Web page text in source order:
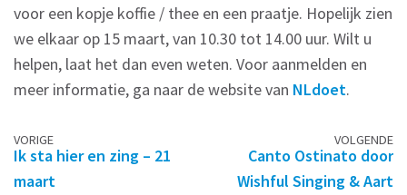
voor een kopje koffie / thee en een praatje. Hopelijk zien
we elkaar op 15 maart, van 10.30 tot 14.00 uur. Wilt u
helpen, laat het dan even weten. Voor aanmelden en
meer informatie, ga naar de website van NLdoet.
Berichtennavigatie
VORIGE
Ik sta hier en zing – 21
maart
VOLGENDE
Canto Ostinato door
Wishful Singing & Aart